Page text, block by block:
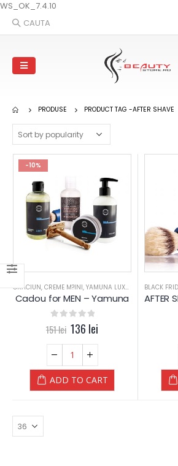
WS_OK_7.4.10
CAUTA
PRODUSE PRODUCT TAG -AFTER SHAVE
-10%
CRACIUN, CREME M?INI, YAMUNA LUXURY
Cadou for MEN – Yamuna
out of 5
151lei 136 lei
ADD TO CART
BLACK